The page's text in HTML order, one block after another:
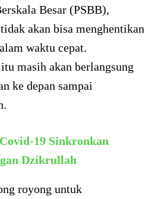
Besar (PSBB),
tidak akan bisa menghentikan
waktu cepat.
masih akan berlangsung
ke depan sampai
19 Sinkronkan
Dzikrullah
royong untuk